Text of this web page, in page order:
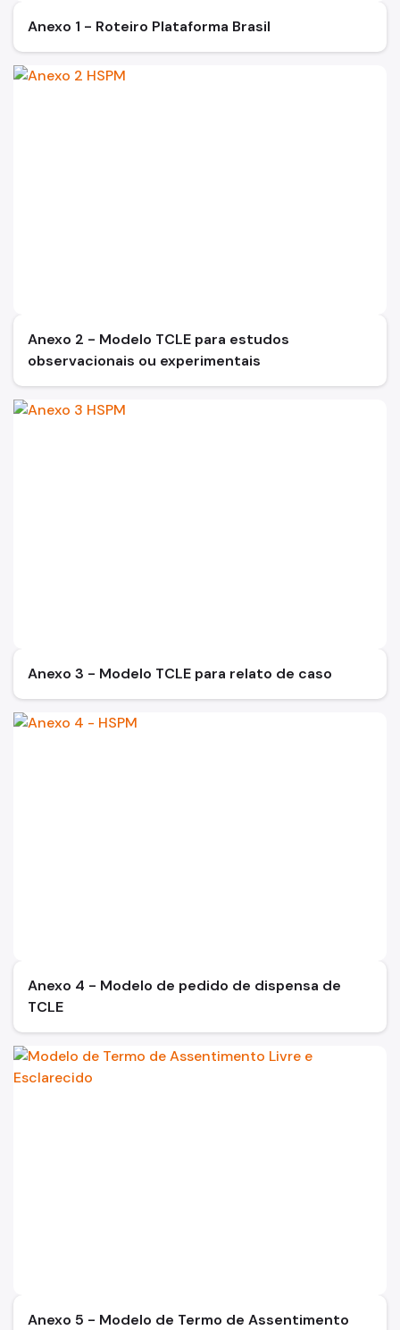
Anexo 1 - Roteiro Plataforma Brasil
Anexo 2 - Modelo TCLE para estudos
observacionais ou experimentais
Anexo 3 - Modelo TCLE para relato de caso
Anexo 4 - Modelo de pedido de dispensa de
TCLE
Anexo 5 - Modelo de Termo de Assentimento